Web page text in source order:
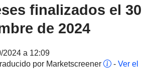
finalizados el 30
de 2024
2024 a 12:09
por Marketscreener
- Ver el